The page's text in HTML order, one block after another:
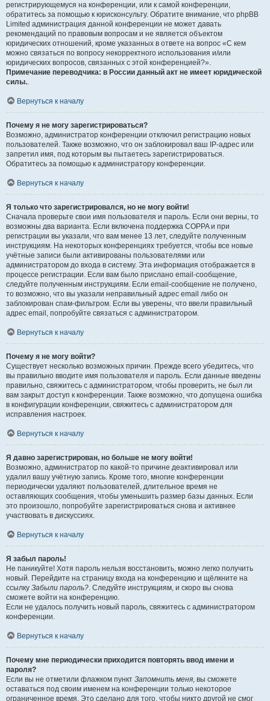
регистрирующемуся на конференции, или к самой конференции,
обратитесь за помощью к юрисконсульту. Обратите внимание, что phpBB
Limited администрация данной конференции не может давать
рекомендаций по правовым вопросам и не является объектом
юридических отношений, кроме указанных в ответе на вопрос «С кем
можно связаться по вопросу некорректного использования и/или
юридических вопросов, связанных с этой конференцией?».
Примечание переводчика: в России данный акт не имеет юридической
силы..
Вернуться к началу
Почему я не могу зарегистрироваться?
Возможно, администратор конференции отключил регистрацию новых
пользователей. Также возможно, что он заблокировал ваш IP-адрес или
запретил имя, под которым вы пытаетесь зарегистрироваться.
Обратитесь за помощью к администратору конференции.
Вернуться к началу
Я только что зарегистрировался, но не могу войти!
Сначала проверьте свои имя пользователя и пароль. Если они верны, то
возможны два варианта. Если включена поддержка COPPA и при
регистрации вы указали, что вам менее 13 лет, следуйте полученным
инструкциям. На некоторых конференциях требуется, чтобы все новые
учётные записи были активированы пользователями или
администратором до входа в систему. Эта информация отображается в
процессе регистрации. Если вам было прислано email-сообщение,
следуйте полученным инструкциям. Если email-сообщение не получено,
то возможно, что вы указали неправильный адрес email либо он
заблокирован спам-фильтром. Если вы уверены, что ввели правильный
адрес email, попробуйте связаться с администратором.
Вернуться к началу
Почему я не могу войти?
Существует несколько возможных причин. Прежде всего убедитесь, что
вы правильно вводите имя пользователя и пароль. Если данные введены
правильно, свяжитесь с администратором, чтобы проверить, не был ли
вам закрыт доступ к конференции. Также возможно, что допущена ошибка
в конфигурации конференции, свяжитесь с администратором для
исправления настроек.
Вернуться к началу
Я давно зарегистрирован, но больше не могу войти!
Возможно, администратор по какой-то причине деактивировал или
удалил вашу учётную запись. Кроме того, многие конференции
периодически удаляют пользователей, длительное время не
оставляющих сообщения, чтобы уменьшить размер базы данных. Если
это произошло, попробуйте зарегистрироваться снова и активнее
участвовать в дискуссиях.
Вернуться к началу
Я забыл пароль!
Не паникуйте! Хотя пароль нельзя восстановить, можно легко получить
новый. Перейдите на страницу входа на конференцию и щёлкните на
ссылку Забыли пароль?. Следуйте инструкциям, и скоро вы снова
сможете войти на конференцию.
Если не удалось получить новый пароль, свяжитесь с администратором
конференции.
Вернуться к началу
Почему мне периодически приходится повторять ввод имени и
пароля?
Если вы не отметили флажком пункт Запомнить меня, вы сможете
оставаться под своим именем на конференции только некоторое
ограниченное время. Это сделано для того, чтобы никто другой не смог